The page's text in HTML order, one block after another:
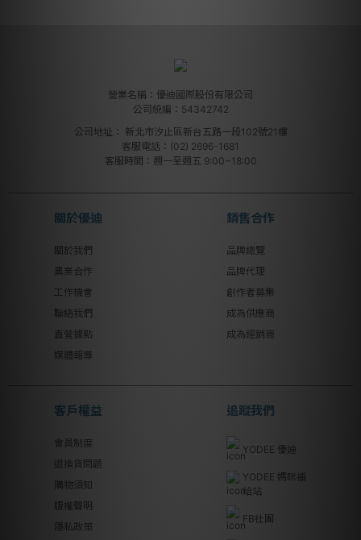
營業名稱：優迪國際股份有限公司
公司統編：54342742
公司地址： 新北市汐止區新台五路一段102號21樓
客服電話：(02) 2696-1681
客服時間：週一至週五 9:00~18:00
關於優迪
關於我們
異業合作
工作機會
聯絡我們
直營據點
媒體報導
銷售合作
品牌總覽
品牌代理
創作者募集
成為供應商
成為經銷商
客戶權益
會員制度
退換貨問題
購物須知
版權聲明
隱私政策
追蹤我們
YODEE 優迪
YODEE 媽咪補
給站
FB社團